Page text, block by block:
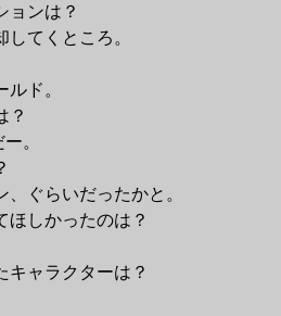
ョンは？
てくところ。
ド。
？
。
ぐらいだったかと。
ほしかったのは？
キャラクターは？